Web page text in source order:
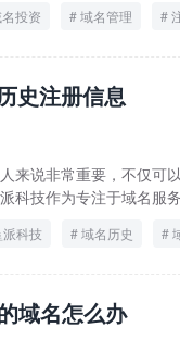
投资 域名管理
史注册信息
来说非常重要，不仅可
科技作为专注于域名服
派科技 域名历史
域名怎么办